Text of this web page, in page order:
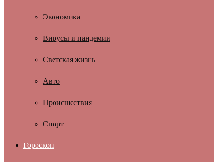
Экономика
Вирусы и пандемии
Светская жизнь
Авто
Происшествия
Спорт
Гороскоп